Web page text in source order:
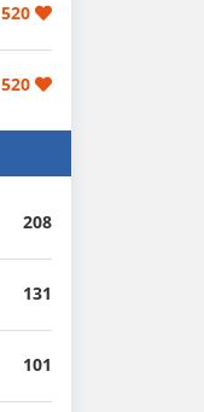
520
520
208
131
101